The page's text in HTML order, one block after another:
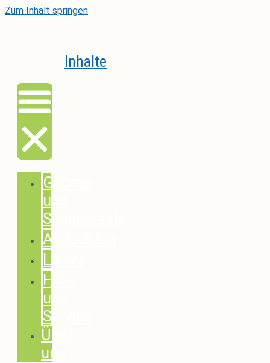
Zum Inhalt springen
Inhalte
Gebete
und
Segenstexte
Andachten
Lieder
Hilfe
und
Service
Über
uns